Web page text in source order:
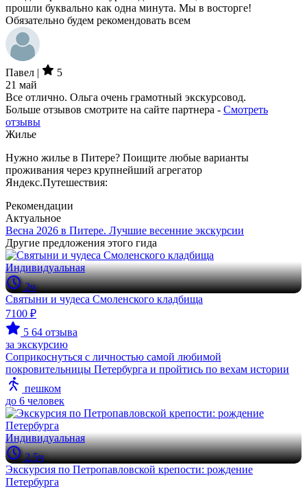
прошли буквально как одна минута. Мы в восторге!
Обязательно будем рекомендовать всем
Павел |
5
21 май
Все отлично. Ольга очень грамотный экскурсовод.
Больше отзывов смотрите на сайте партнера - Смотреть
отзывы
Жилье
Нужно жилье в Питере? Поищите любые варианты
проживания через крупнейший агрегатор
Яндекс.Путешествия:
Рекомендации
Актуальное
Весна 2026 в Питере. Лучшие весенние экскурсии
Другие предложения этого гида
Индивидуальная
2ч
Святыни и чудеса Смоленского кладбища
7100 ₽
5 64 отзыва
за экскурсию
Соприкоснуться с личностью самой любимой
покровительницы Петербурга и пройтись по вехам истории
пешком
до 6 человек
Индивидуальная
2.5ч
Экскурсия по Петропавловской крепости: рождение
Петербурга